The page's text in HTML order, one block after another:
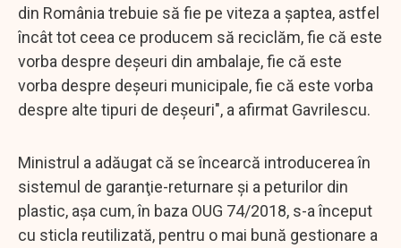
din România trebuie să fie pe viteza a şaptea, astfel
încât tot ceea ce producem să reciclăm, fie că este
vorba despre deşeuri din ambalaje, fie că este
vorba despre deşeuri municipale, fie că este vorba
despre alte tipuri de deşeuri", a afirmat Gavrilescu.
Ministrul a adăugat că se încearcă introducerea în
sistemul de garanţie-returnare şi a peturilor din
plastic, aşa cum, în baza OUG 74/2018, s-a început
cu sticla reutilizată, pentru o mai bună gestionare a